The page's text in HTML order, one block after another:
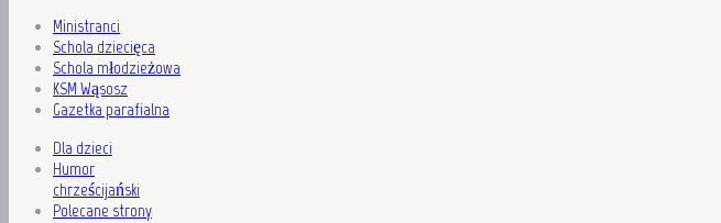
Ministranci
Schola dziecięca
Schola młodzieżowa
KSM Wąsosz
Gazetka parafialna
Dla dzieci
Humor
chrześcijański
Polecane strony